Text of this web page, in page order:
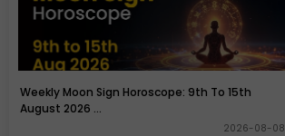
Weekly Moon Sign Horoscope: 9th To 15th
August 2026 ...
2026-08-08